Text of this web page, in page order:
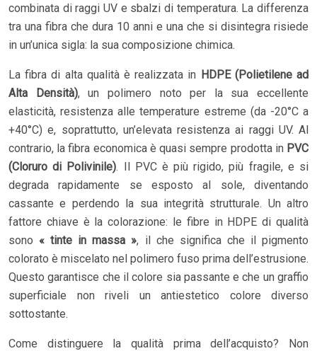
combinata di raggi UV e sbalzi di temperatura. La differenza
tra una fibra che dura 10 anni e una che si disintegra risiede
in un’unica sigla: la sua composizione chimica.
La fibra di alta qualità è realizzata in HDPE (Polietilene ad
Alta Densità), un polimero noto per la sua eccellente
elasticità, resistenza alle temperature estreme (da -20°C a
+40°C) e, soprattutto, un’elevata resistenza ai raggi UV. Al
contrario, la fibra economica è quasi sempre prodotta in PVC
(Cloruro di Polivinile). Il PVC è più rigido, più fragile, e si
degrada rapidamente se esposto al sole, diventando
cassante e perdendo la sua integrità strutturale. Un altro
fattore chiave è la colorazione: le fibre in HDPE di qualità
sono« tinte in massa », il che significa che il pigmento
colorato è miscelato nel polimero fuso prima dell’estrusione.
Questo garantisce che il colore sia passante e che un graffio
superficiale non riveli un antiestetico colore diverso
sottostante.
Come distinguere la qualità prima dell’acquisto? Non